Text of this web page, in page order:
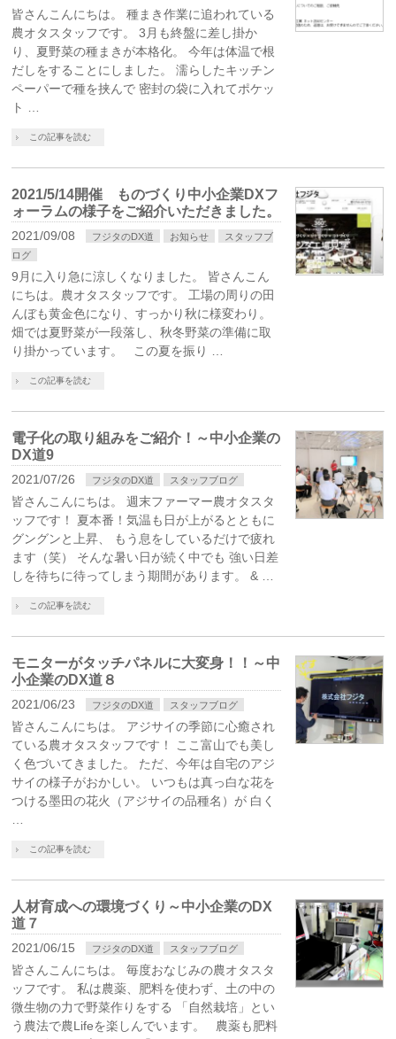
皆さんこんにちは。 種まき作業に追われている
農オタスタッフです。 3月も終盤に差し掛か
り、夏野菜の種まきが本格化。 今年は体温で根
だしをすることにしました。 濡らしたキッチン
ペーパーで種を挟んで 密封の袋に入れてポケッ
ト …
この記事を読む
2021/5/14開催 ものづくり中小企業DXフ
ォーラムの様子をご紹介いただきました。
2021/09/08 フジタのDX道 お知らせ
スタッフブ
ログ
9月に入り急に涼しくなりました。 皆さんこん
にちは。農オタスタッフです。 工場の周りの田
んぼも黄金色になり、すっかり秋に様変わり。
畑では夏野菜が一段落し、秋冬野菜の準備に取
り掛かっています。 この夏を振り …
この記事を読む
電子化の取り組みをご紹介！～中小企業の
DX道9
2021/07/26 フジタのDX道 スタッフブログ
皆さんこんにちは。 週末ファーマー農オタスタ
ッフです！ 夏本番！気温も日が上がるとともに
グングンと上昇、 もう息をしているだけで疲れ
ます（笑） そんな暑い日が続く中でも 強い日差
しを待ちに待ってしまう期間があります。 & …
この記事を読む
モニターがタッチパネルに大変身！！～中
小企業のDX道８
2021/06/23 フジタのDX道 スタッフブログ
皆さんこんにちは。 アジサイの季節に心癒され
ている農オタスタッフです！ ここ富山でも美し
く色づいてきました。 ただ、今年は自宅のアジ
サイの様子がおかしい。 いつもは真っ白な花を
つける墨田の花火（アジサイの品種名）が 白く
この記事を読む
人材育成への環境づくり～中小企業のDX
道７
2021/06/15 フジタのDX道 スタッフブログ
皆さんこんにちは。 毎度おなじみの農オタスタ
ッフです。 私は農薬、肥料を使わず、土の中の
微生物の力で野菜作りをする 「自然栽培」とい
う農法で農Lifeを楽しんでいます。 農薬も肥料